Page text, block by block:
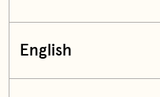
English